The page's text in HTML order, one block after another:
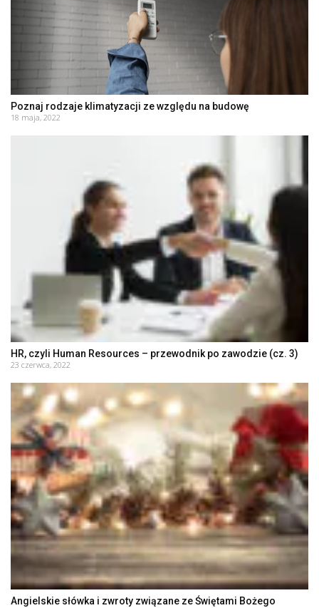
Poznaj rodzaje klimatyzacji ze względu na budowę
18 maja, 2022
HR, czyli Human Resources – przewodnik po zawodzie (cz. 3)
23 czerwca, 2022
Angielskie słówka i zwroty związane ze Świętami Bożego